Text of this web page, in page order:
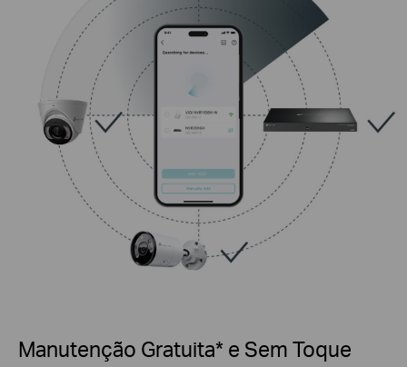
Manutenção Gratuita* e Sem Toque